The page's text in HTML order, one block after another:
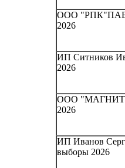
ООО
2026
ИП Ситников
2026
ООО
2026
ИП Иванов
выборы 2026